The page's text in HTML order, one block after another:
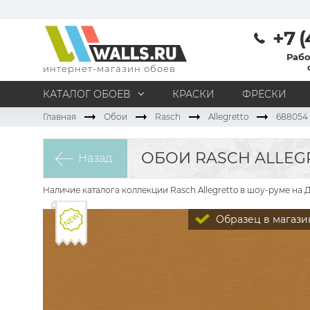
интернет-магазин обоев
+7
КАТАЛОГ ОБОЕВ КРАСКИ ФРЕСКИ
МАТЕРИАЛ
Под покраску
Натуральные
Флизелиновые
Виниловые
Бумажные
Текстильные
ПОМЕЩЕНИЕ
Кабинет
Гостиная
Главная Обои Rasch Allegretto 688054
Назад ОБОИ RASCH
Наличие каталога коллекции Rasch Allegretto в шоу-руме на
Образец в